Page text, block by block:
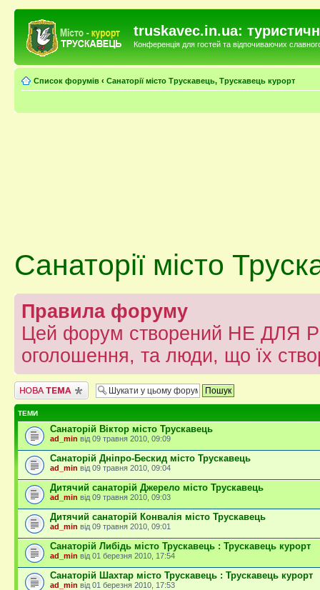
truskavec.in.ua:
Конференція для гостей та відпочиваючих
Список форумів ‹ Санаторії місто Трускавець, Трускавець курорт
Санаторії місто
Правила форуму
Цей форум створений НЕ ДЛЯ
оголошення, та люди, що їх
Створити нову тему
ТЕМИ
Санаторій Віктор місто Трускавець
ad_min від 09 травня 2010, 09:09
Санаторій Дніпро-Бескид місто Трускавець
ad_min від 09 травня 2010, 09:04
Дитячий санаторій Джерело місто Трускавець
ad_min від 09 травня 2010, 09:03
Дитячий санаторій Конвалія місто Трускавець
ad_min від 09 травня 2010, 09:01
Санаторій Либідь місто Трускавець : Трускавець курорт
ad_min від 01 березня 2010, 17:54
Санаторій Шахтар місто Трускавець : Трускавець курорт
ad_min від 01 березня 2010, 17:53